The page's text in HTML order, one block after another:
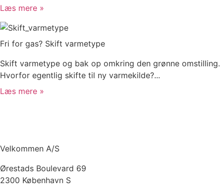
Læs mere »
Fri for gas? Skift varmetype
Skift varmetype og bak op omkring den grønne omstilling.
Hvorfor egentlig skifte til ny varmekilde?...
Læs mere »
Velkommen A/S
Ørestads Boulevard 69
2300 København S